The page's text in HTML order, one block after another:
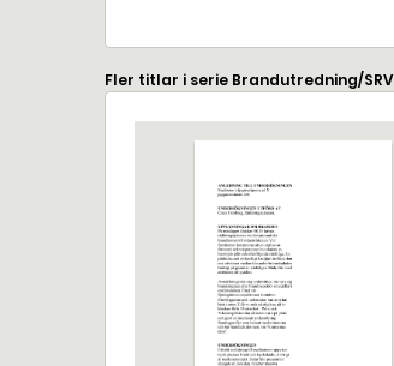
Fler titlar i serie Brandutredning/SRV